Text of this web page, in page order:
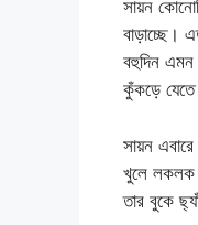
সায়ন
বাড়াচ্ছে।
বহুদিন এমন
কুঁকড়ে
সায়ন
খুলে লকলক
তার বুকে